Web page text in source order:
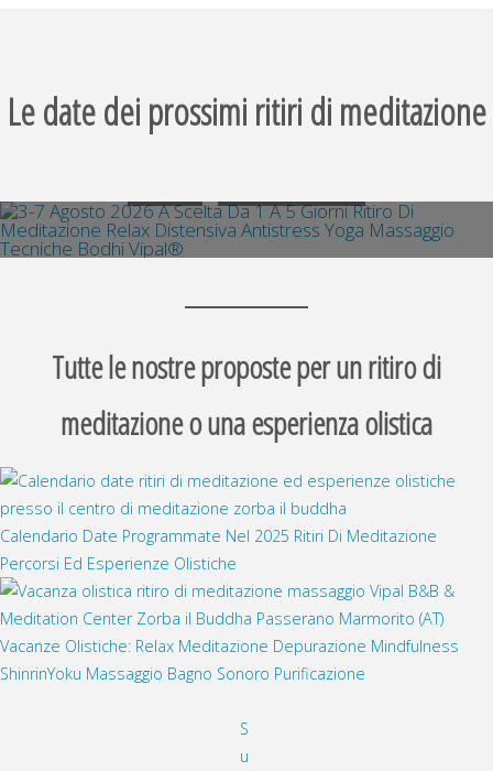
Le date dei prossimi ritiri di meditazione
Massaggio Tecniche Bodhi Vipal®
Tutte le nostre proposte per un ritiro di
meditazione o una esperienza olistica
Calendario Date Programmate Nel 2025 Ritiri Di Meditazione
Percorsi Ed Esperienze Olistiche
Vacanze Olistiche: Relax Meditazione Depurazione Mindfulness
ShinrinYoku Massaggio Bagno Sonoro Purificazione
S
u